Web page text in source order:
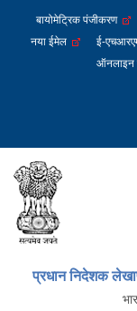
बायोमेट्रिक पंजीकरण
नया ईमेल
ई-
ऑनलाइन
प्रधान निदेशक